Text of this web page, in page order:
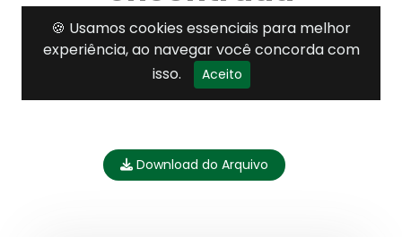
Download do Arquivo